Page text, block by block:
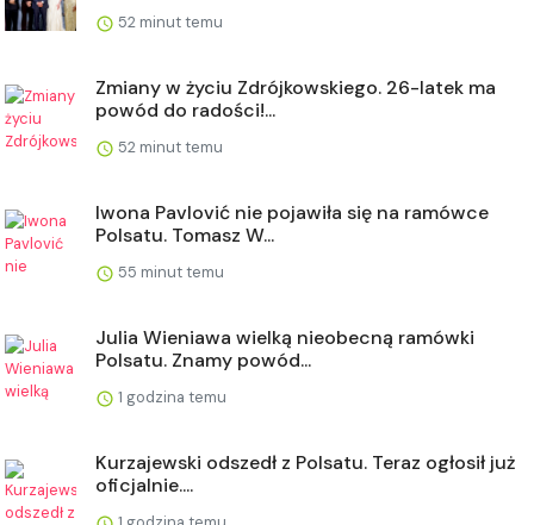
52 minut temu
Zmiany w życiu Zdrójkowskiego. 26-latek ma
powód do radości!...
52 minut temu
Iwona Pavlović nie pojawiła się na ramówce
Polsatu. Tomasz W...
55 minut temu
Julia Wieniawa wielką nieobecną ramówki
Polsatu. Znamy powód...
1 godzina temu
Kurzajewski odszedł z Polsatu. Teraz ogłosił już
oficjalnie....